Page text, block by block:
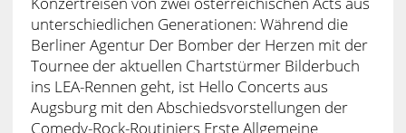
unterschiedlichen Generationen: Während die
Berliner Agentur Der Bomber der Herzen mit der
Tournee der aktuellen Chartstürmer Bilderbuch
ins LEA-Rennen geht, ist Hello Concerts aus
Augsburg mit den Abschiedsvorstellungen der
Comedy-Rock-Routiniers Erste Allgemeine